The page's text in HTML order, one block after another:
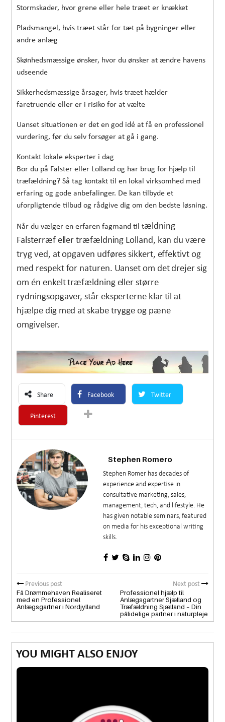
Stormskader, hvor grene eller hele træet er knækket
Pladsmangel, hvis træet står for tæt på bygninger eller
andre anlæg
Skønhedsmæssige ønsker, hvor du ønsker at ændre havens
udseende
Sikkerhedsmæssige årsager, hvis træet hælder
faretruende eller er i risiko for at vælte
Uanset situationen er det en god idé at få en professionel
vurdering, før du selv forsøger at gå i gang.
Kontakt lokale eksperter i dag
Bor du på Falster eller Lolland og har brug for hjælp til
træfældning? Så tag kontakt til en lokal virksomhed med
erfaring og gode anbefalinger. De kan tilbyde et
uforpligtende tilbud og rådgive dig om den bedste løsning.
Når du vælger en erfaren fagmand til tældning
Falsterræf eller træfældning Lolland, kan du være
tryg ved, at opgaven udføres sikkert, effektivt og
med respekt for naturen. Uanset om det drejer sig
om én enkelt træfældning eller større
rydningsopgaver, står eksperterne klar til at
hjælpe dig med at skabe trygge og pæne
omgivelser.
Share Facebook Twitter
Pinterest
Stephen Romero
Stephen Romer has decades of
experience and expertise in
consultative marketing, sales,
management, tech, and lifestyle. He
has given notable seminars, featured
on media for his exceptional writing
skills.
Previous post
Få Drømmehaven Realiseret
med en Professionel
Anlægsgartner i Nordjylland
Next post
Professionel hjælp til
Anlægsgartner Sjælland og
Træfældning Sjælland – Din
pålidelige partner i naturpleje
YOU MIGHT ALSO ENJOY